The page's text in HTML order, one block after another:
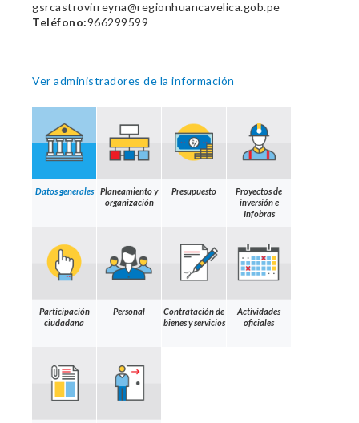
gsrcastrovirreyna@regionhuancavelica.gob.pe
Teléfono:966299599
Ver administradores de la información
Datos generales
Planeamiento y
organización
Presupuesto
Proyectos de
inversión e
Infobras
Participación
ciudadana
Personal
Contratación de
bienes y servicios
Actividades
oficiales